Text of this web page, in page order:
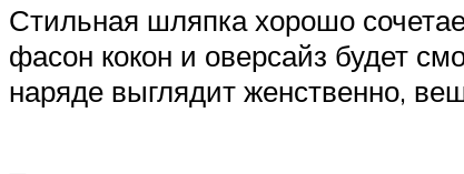
Стильная шляпка хорошо
фасон кокон и оверсайз будет
наряде выглядит женственно,